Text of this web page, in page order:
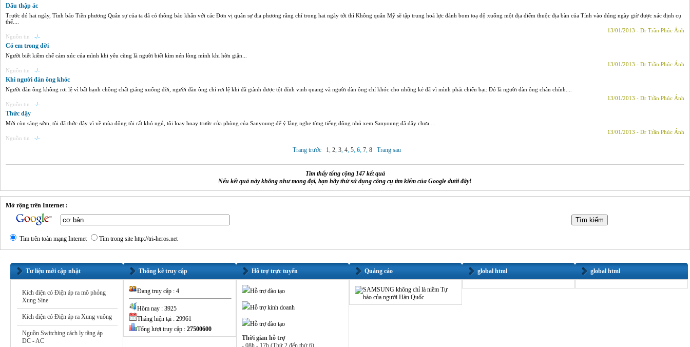
Dấu thập ác
Trước đó hai ngày, Tình báo Tiền phương Quân sự của ta đã có thông báo khẩn với các Đơn vị quân sự địa phương rằng chỉ trong hai ngày tới thì Không quân Mỹ sẽ tập trung hoả lực đánh bom toạ độ xuống một địa điểm thuộc địa bàn của Tỉnh vào đúng ngày giờ được xác định cụ
thể....
13/01/2013 - Dr Trần Phúc Ánh
Nguồn tin : -/-
Có em trong đời
Người biết kiềm chế cảm xúc của mình khi yêu cũng là người biết kìm nén lòng mình khi hờn giận...
13/01/2013 - Dr Trần Phúc Ánh
Nguồn tin : -/-
Khi người đàn ông khóc
Người đàn ông không rơi lệ vì bất hạnh chồng chất giáng xuống đời, người đàn ông chỉ rơi lệ khi đã giành được tột đỉnh vinh quang và người đàn ông chỉ khóc cho những kẻ đã vì mình phải chiến bại: Đó là người đàn ông chân chính....
13/01/2013 - Dr Trần Phúc Ánh
Nguồn tin : -/-
Thức dậy
Mới còn sáng sớm, tôi đã thức dậy vì về mùa đông tôi rất khó ngủ, tôi loay hoay trước cửa phòng của Sanyoung để ý lắng nghe từng tiếng động nhỏ xem Sanyoung đã dậy chưa....
13/01/2013 - Dr Trần Phúc Ánh
Nguồn tin : -/-
Trang trước 1, 2, 3, 4, 5, 6, 7, 8 Trang sau
Tìm thấy tổng cộng 147 kết quả
Nếu kết quả này không như mong đợi, bạn hãy thử sử dụng công cụ tìm kiếm của Google dưới đây!
Mở rộng trên Internet :
Tìm trên toàn mạng Internet Tìm trong site http://tri-heros.net
Tư liệu mới cập nhật
Kích điện có Điện áp ra mô phỏng
Xung Sine
Kích điện có Điện áp ra Xung vuông
Nguồn Switching cách ly tăng áp
DC - AC
Thống kê truy cập
Đang truy cập : 4
Hôm nay : 3925
Tháng hiện tại : 29961
Tổng lượt truy cập : 27500600
Hỗ trợ trực tuyến
Hỗ trợ đào tạo
Hỗ trợ kinh doanh
Hỗ trợ đào tạo
Thời gian hỗ trợ
- 08h - 17h (Thứ 2 đến thứ 6)
Quảng cáo global html global html